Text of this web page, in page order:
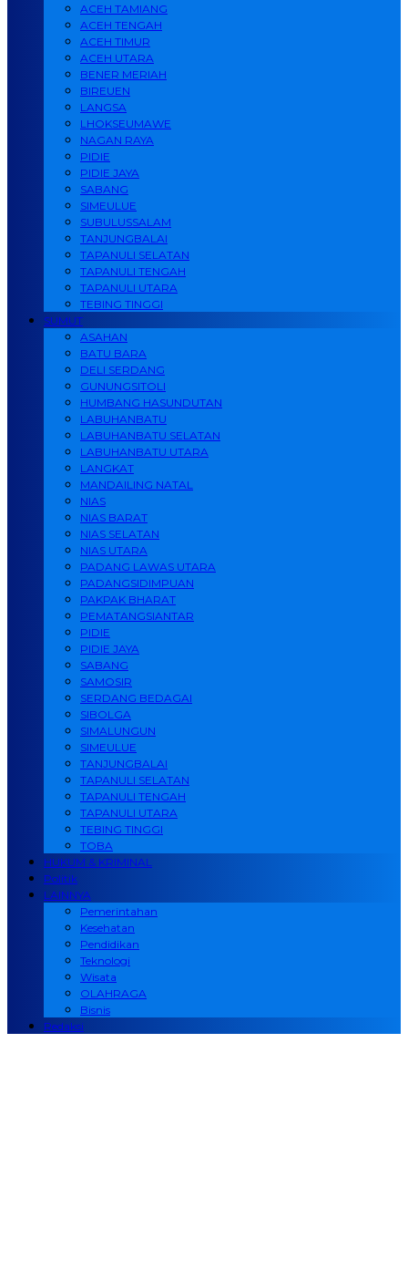
ACEH TAMIANG
ACEH TENGAH
ACEH TIMUR
ACEH UTARA
BENER MERIAH
BIREUEN
LANGSA
LHOKSEUMAWE
NAGAN RAYA
PIDIE
PIDIE JAYA
SABANG
SIMEULUE
SUBULUSSALAM
TANJUNGBALAI
TAPANULI SELATAN
TAPANULI TENGAH
TAPANULI UTARA
TEBING TINGGI
SUMUT
ASAHAN
BATU BARA
DELI SERDANG
GUNUNGSITOLI
HUMBANG HASUNDUTAN
LABUHANBATU
LABUHANBATU SELATAN
LABUHANBATU UTARA
LANGKAT
MANDAILING NATAL
NIAS
NIAS BARAT
NIAS SELATAN
NIAS UTARA
PADANG LAWAS UTARA
PADANGSIDIMPUAN
PAKPAK BHARAT
PEMATANGSIANTAR
PIDIE
PIDIE JAYA
SABANG
SAMOSIR
SERDANG BEDAGAI
SIBOLGA
SIMALUNGUN
SIMEULUE
TANJUNGBALAI
TAPANULI SELATAN
TAPANULI TENGAH
TAPANULI UTARA
TEBING TINGGI
TOBA
HUKUM & KRIMINAL
Politik
LAINNYA
Pemerintahan
Kesehatan
Pendidikan
Teknologi
Wisata
OLAHRAGA
Bisnis
Redaksi